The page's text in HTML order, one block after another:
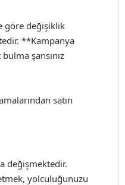
göre değişiklik
**Kampanya
şansınız
satın
değişmektedir.
yolculuğunuzu